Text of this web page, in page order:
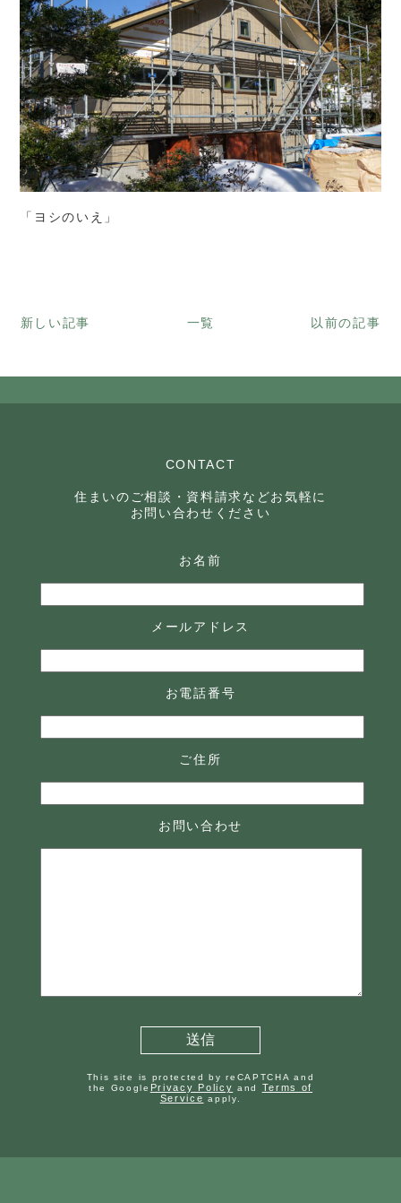
「ヨシのいえ」
新しい記事 一覧 以前の記事
CONTACT
住まいのご相談・資料請求などお気軽に
お問い合わせください
お名前
メールアドレス
お電話番号
ご住所
お問い合わせ
This site is protected by reCAPTCHA and
the Google Privacy Policy and Terms of
Service apply.